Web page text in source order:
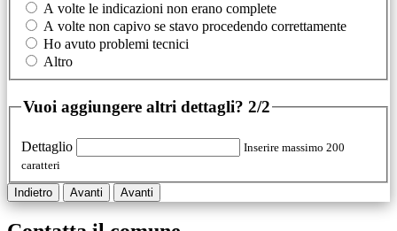
A volte le indicazioni non erano complete
A volte non capivo se stavo procedendo correttamente
Ho avuto problemi tecnici
Altro
Vuoi aggiungere altri dettagli? 2/2
Dettaglio
Inserire massimo 200
caratteri
Indietro Avanti Avanti